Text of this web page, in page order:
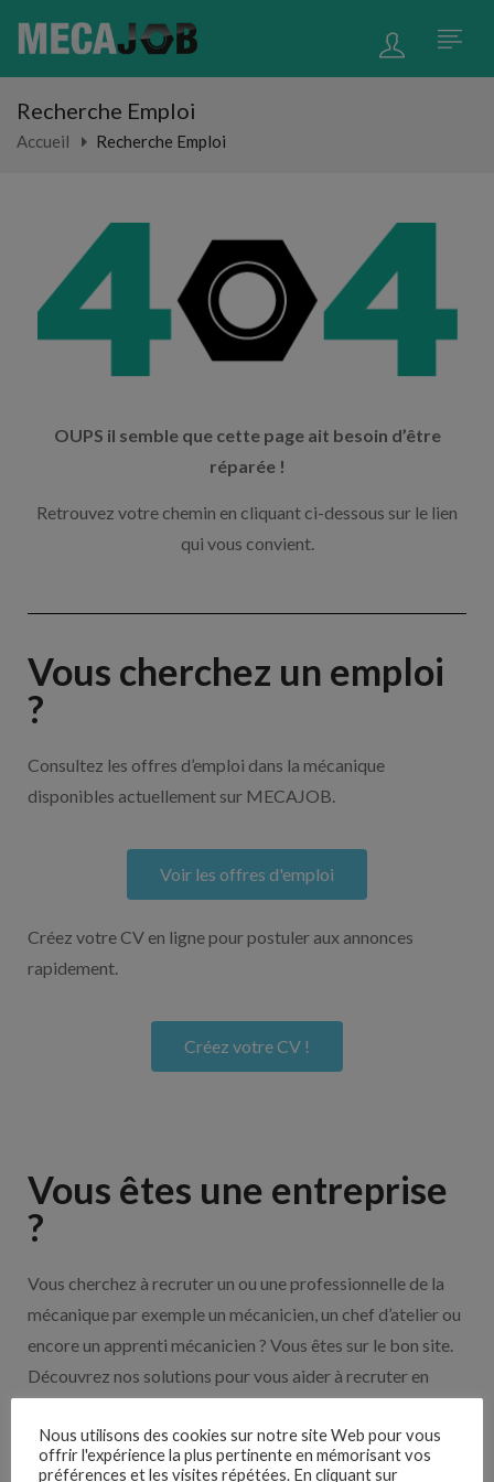
Recherche Emploi
Accueil Recherche Emploi
OUPS il semble que cette page ait besoin d’être
réparée !
Retrouvez votre chemin en cliquant ci-dessous sur le lien
qui vous convient.
Vous cherchez un emploi
?
Consultez les offres d’emploi dans la mécanique
disponibles actuellement sur MECAJOB.
Voir les offres d'emploi
Créez votre CV en ligne pour postuler aux annonces
rapidement.
Créez votre CV !
Vous êtes une entreprise
?
Vous cherchez à recruter un ou une professionnelle de la
mécanique par exemple un mécanicien, un chef d’atelier ou
encore un apprenti mécanicien ? Vous êtes sur le bon site.
Découvrez nos solutions pour vous aider à recruter en
Nous utilisons des cookies sur notre site Web pour vous
offrir l'expérience la plus pertinente en mémorisant vos
préférences et les visites répétées. En cliquant sur